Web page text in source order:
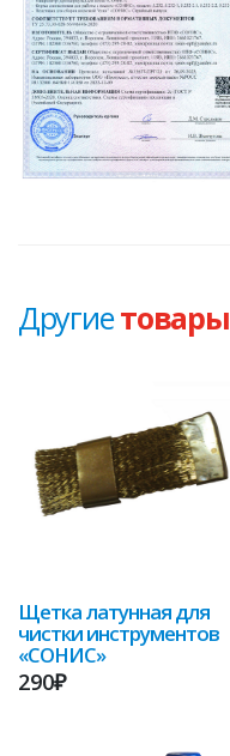
Другиетовары
Щетка латунная для
чистки инструментов
«СОНИС»
290₽